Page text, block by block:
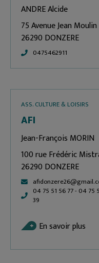
ANDRE Alcide
75 Avenue Jean Moulin
26290 DONZERE
0475462911
ASS. CULTURE & LOISIRS
AFI
Jean-François MORIN
100 rue Frédéric
26290 DONZERE
04 75 51 56 77 - 04 75
39
En savoir plus